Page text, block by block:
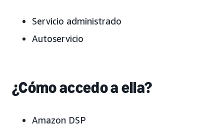
Servicio administrado
Autoservicio
¿Cómo accedo a ella?
Amazon DSP